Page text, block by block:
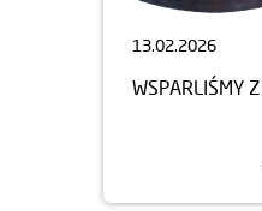
13.02.2026
WSPARLIŚMY